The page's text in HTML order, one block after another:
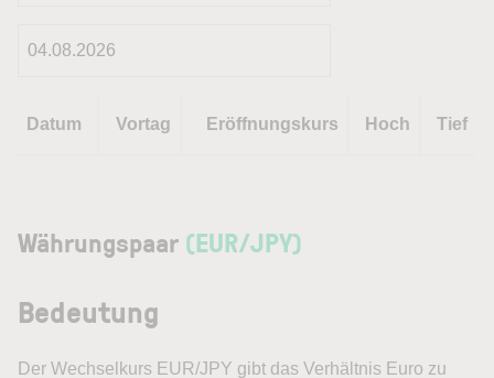
Datum Vortag Eröffnungskurs Hoch Tief
Währungspaar (EUR/JPY)
Bedeutung
Der Wechselkurs EUR/JPY gibt das Verhältnis Euro zu